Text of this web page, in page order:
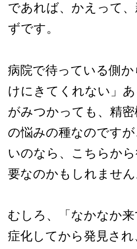
であれば、かえって
ずです。
病院で待っている側
けにきてくれない」
がみつかっても、精
の悩みの種なのです
いのなら、こちらか
要なのかもしれません
むしろ、「なかなか
症化してから発見さ